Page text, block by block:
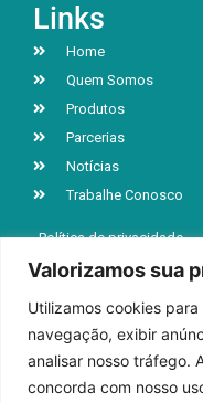
Valorizamos sua
Utilizamos cookies
navegação, exibir
analisar nosso tráfego.
concorda com nosso
Links
Home
Quem Somos
Produtos
Parcerias
Notícias
Trabalhe Conosco
Política de privacidade
R. Jacob Luchesi, n°
Caxias do Sul | RS | CEP
+55 (54) 3218-9199